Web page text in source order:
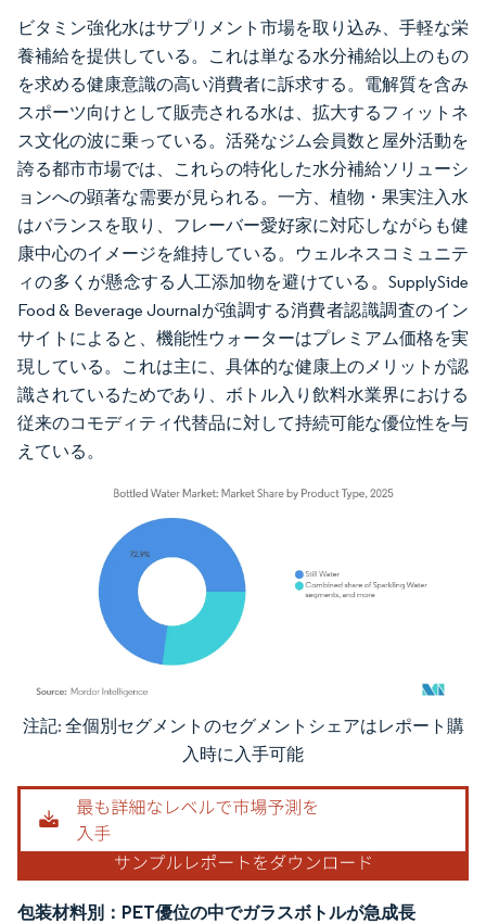
ビタミン強化水はサプリメント市場を取り込み、手軽な栄
養補給を提供している。これは単なる水分補給以上のもの
を求める健康意識の高い消費者に訴求する。電解質を含み
スポーツ向けとして販売される水は、拡大するフィットネ
ス文化の波に乗っている。活発なジム会員数と屋外活動を
誇る都市市場では、これらの特化した水分補給ソリューシ
ョンへの顕著な需要が見られる。一方、植物・果実注入水
はバランスを取り、フレーバー愛好家に対応しながらも健
康中心のイメージを維持している。ウェルネスコミュニテ
ィの多くが懸念する人工添加物を避けている。SupplySide
Food & Beverage Journalが強調する消費者認識調査のイン
サイトによると、機能性ウォーターはプレミアム価格を実
現している。これは主に、具体的な健康上のメリットが認
識されているためであり、ボトル入り飲料水業界における
従来のコモディティ代替品に対して持続可能な優位性を与
えている。
画像 © Mordor Intelligence。再利用にはCC BY 4.0の表示が必要です。
注記: 全個別セグメントのセグメントシェアはレポート購
入時に入手可能
包装材料別：PET優位の中でガラスボトルが急成長